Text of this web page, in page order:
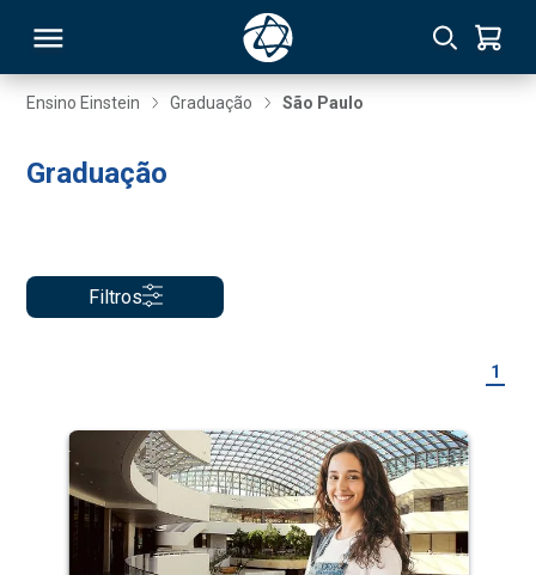
Ensino Einstein Graduação São Paulo
Graduação
Filtros
1